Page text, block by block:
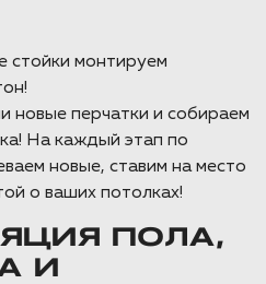
стойки монтируем
новые перчатки и собираем
На каждый этап по
новые, ставим на место
о ваших потолках!
ПОЛА,
И